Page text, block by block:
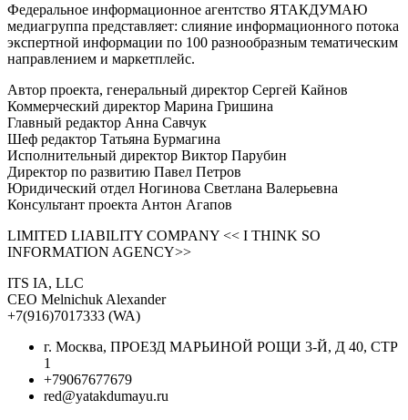
Федеральное информационное агентство ЯТАКДУМАЮ
медиагруппа представляет: слияние информационного потока
экспертной информации по 100 разнообразным тематическим
направлением и маркетплейс.
Автор проекта, генеральный директор Сергей Кайнов
Коммерческий директор Марина Гришина
Главный редактор Анна Савчук
Шеф редактор Татьяна Бурмагина
Исполнительный директор Виктор Парубин
Директор по развитию Павел Петров
Юридический отдел Ногинова Светлана Валерьевна
Консультант проекта Антон Агапов
LIMITED LIABILITY COMPANY << I THINK SO
INFORMATION AGENCY>>
ITS IA, LLC
CEO Melnichuk Alexander
+7(916)7017333 (WA)
г. Москва, ПРОЕЗД МАРЬИНОЙ РОЩИ 3-Й, Д 40, СТР
1
+79067677679
red@yatakdumayu.ru